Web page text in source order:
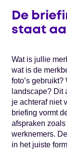
De
staat
Wat is jullie
wat is de
foto’s
landscape? Dit
je achteraf niet
briefing vormt
afspraken
werknemers.
in het juiste